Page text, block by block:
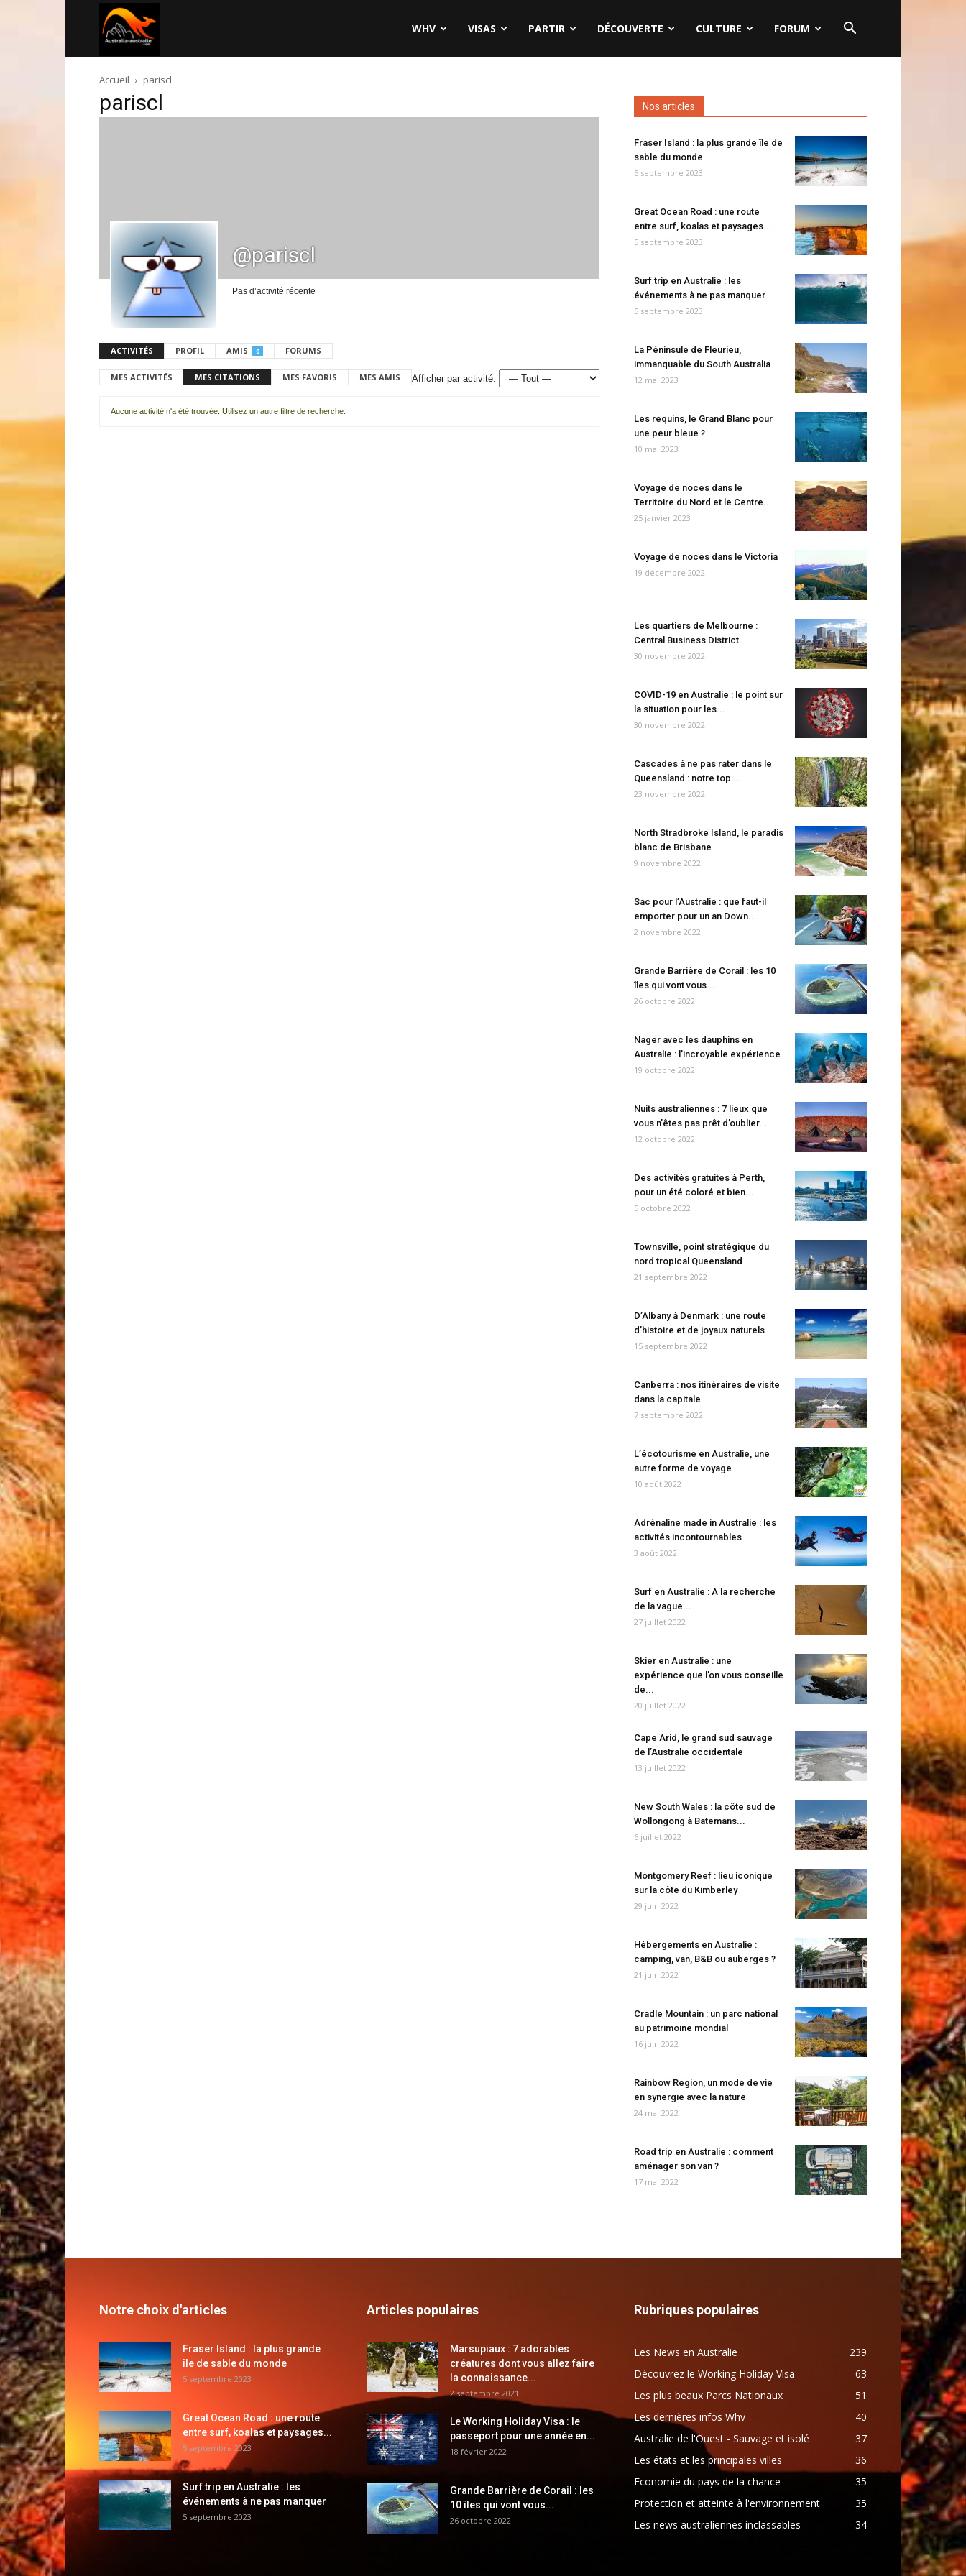
australie.com
WHV VISAS PARTIR DÉCOUVERTE CULTURE FORUM
Accueil pariscl
pariscl
@pariscl
Pas d’activité récente
ACTIVITÉS PROFIL AMIS 0 FORUMS
MES ACTIVITÉS MES CITATIONS MES FAVORIS MES AMIS Afficher par activité:
Aucune activité n'a été trouvée. Utilisez un autre filtre de recherche.
Nos articles
Fraser Island : la plus grande île de
sable du monde
5 septembre 2023
Great Ocean Road : une route
entre surf, koalas et paysages...
5 septembre 2023
Surf trip en Australie : les
événements à ne pas manquer
5 septembre 2023
La Péninsule de Fleurieu,
immanquable du South Australia
12 mai 2023
Les requins, le Grand Blanc pour
une peur bleue ?
10 mai 2023
Voyage de noces dans le
Territoire du Nord et le Centre...
25 janvier 2023
Voyage de noces dans le Victoria
19 décembre 2022
Les quartiers de Melbourne :
Central Business District
30 novembre 2022
COVID-19 en Australie : le point sur
la situation pour les...
30 novembre 2022
Cascades à ne pas rater dans le
Queensland : notre top...
23 novembre 2022
North Stradbroke Island, le paradis
blanc de Brisbane
9 novembre 2022
Sac pour l’Australie : que faut-il
emporter pour un an Down...
2 novembre 2022
Grande Barrière de Corail : les 10
îles qui vont vous...
26 octobre 2022
Nager avec les dauphins en
Australie : l’incroyable expérience
19 octobre 2022
Nuits australiennes : 7 lieux que
vous n’êtes pas prêt d’oublier...
12 octobre 2022
Des activités gratuites à Perth,
pour un été coloré et bien...
5 octobre 2022
Townsville, point stratégique du
nord tropical Queensland
21 septembre 2022
D’Albany à Denmark : une route
d’histoire et de joyaux naturels
15 septembre 2022
Canberra : nos itinéraires de visite
dans la capitale
7 septembre 2022
L’écotourisme en Australie, une
autre forme de voyage
10 août 2022
Adrénaline made in Australie : les
activités incontournables
3 août 2022
Surf en Australie : A la recherche
de la vague...
27 juillet 2022
Skier en Australie : une
expérience que l’on vous conseille
de...
20 juillet 2022
Cape Arid, le grand sud sauvage
de l’Australie occidentale
13 juillet 2022
New South Wales : la côte sud de
Wollongong à Batemans...
6 juillet 2022
Montgomery Reef : lieu iconique
sur la côte du Kimberley
29 juin 2022
Hébergements en Australie :
camping, van, B&B ou auberges ?
21 juin 2022
Cradle Mountain : un parc national
au patrimoine mondial
16 juin 2022
Rainbow Region, un mode de vie
en synergie avec la nature
24 mai 2022
Road trip en Australie : comment
aménager son van ?
17 mai 2022
Notre choix d'articles
Fraser Island : la plus grande
île de sable du monde
5 septembre 2023
Great Ocean Road : une route
entre surf, koalas et paysages...
5 septembre 2023
Surf trip en Australie : les
événements à ne pas manquer
5 septembre 2023
Articles populaires
Marsupiaux : 7 adorables
créatures dont vous allez faire
la connaissance...
2 septembre 2021
Le Working Holiday Visa : le
passeport pour une année en...
18 février 2022
Grande Barrière de Corail : les
10 îles qui vont vous...
26 octobre 2022
Rubriques populaires
Les News en Australie
239
Découvrez le Working Holiday Visa
63
Les plus beaux Parcs Nationaux
51
Les dernières infos Whv
40
Australie de l'Ouest - Sauvage et isolé
37
Les états et les principales villes
36
Economie du pays de la chance
35
Protection et atteinte à l'environnement
35
Les news australiennes inclassables
34